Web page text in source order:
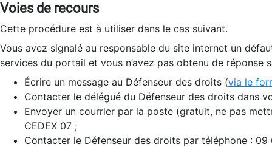
Voies de recours
Cette procédure est à utiliser dans le cas suivant.
Vous avez signalé au responsable du site internet un
services du portail et vous n’avez pas obtenu de réponse
Écrire un message au Défenseur des droits (via le
Contacter le délégué du Défenseur des droits dans
Envoyer un courrier par la poste (gratuit, ne pas
CEDEX 07 ;
Contacter le Défenseur des droits par téléphone :